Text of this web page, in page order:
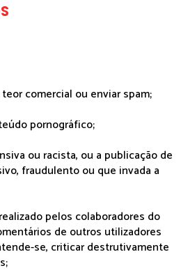
comercial ou enviar spam;
pornográfico;
ou racista, ou a publicação de
fraudulento ou que invada a
pelos colaboradores do
de outros utilizadores
se, criticar destrutivamente